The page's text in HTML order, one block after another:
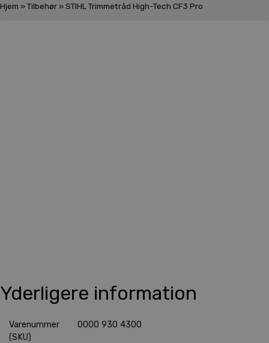
Hjem »Tilbehør»STIHL Trimmetråd High-Tech CF3 Pro
Yderligere information
Varenummer
(SKU)
0000 930 4300